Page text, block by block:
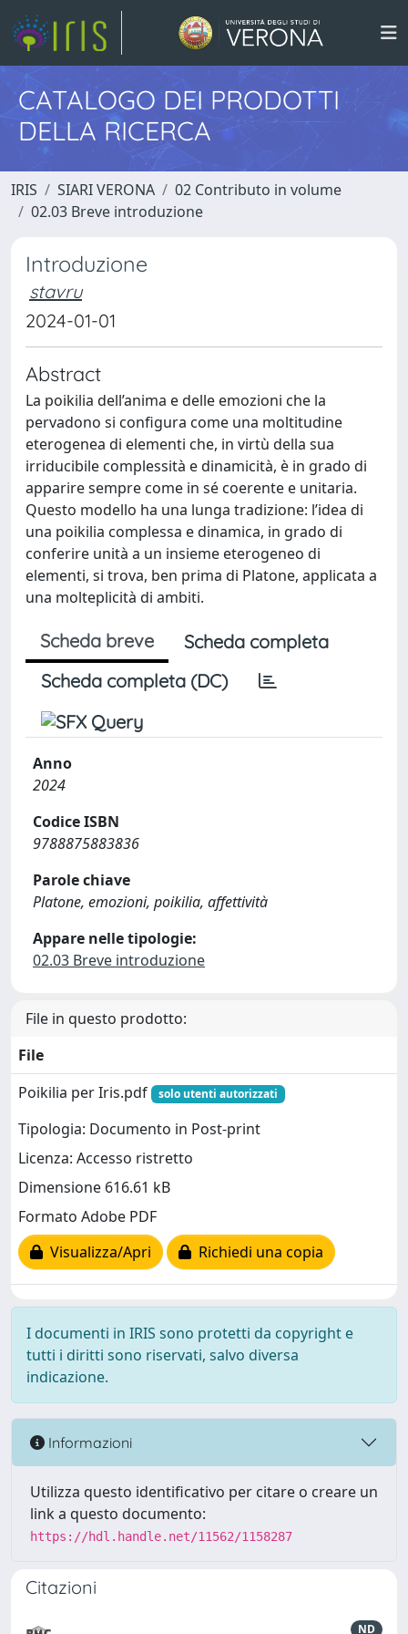
CATALOGO DEI PRODOTTI
DELLA RICERCA
IRIS SIARI VERONA
02 Contributo in volume
02.03 Breve introduzione
Introduzione
stavru
2024-01-01
Abstract
La poikilia dell’anima e delle emozioni che la
pervadono si configura come una moltitudine
eterogenea di elementi che, in virtù della sua
irriducibile complessità e dinamicità, è in grado di
apparire sempre come in sé coerente e unitaria.
Questo modello ha una lunga tradizione: l’idea di
una poikilia complessa e dinamica, in grado di
conferire unità a un insieme eterogeneo di
elementi, si trova, ben prima di Platone, applicata a
una molteplicità di ambiti.
Scheda breve
Scheda completa
Scheda completa (DC)
Anno
2024
Codice ISBN
9788875883836
Parole chiave
Platone, emozioni, poikilia, affettività
Appare nelle tipologie:
02.03 Breve introduzione
File in questo prodotto:
File
Poikilia per Iris.pdf
solo utenti autorizzati
Tipologia: Documento in Post-print
Licenza: Accesso ristretto
Dimensione 616.61 kB
Formato Adobe PDF
Visualizza/Apri
Richiedi una copia
I documenti in IRIS sono protetti da copyright e
tutti i diritti sono riservati, salvo diversa
indicazione.
Informazioni
Utilizza questo identificativo per citare o creare un
link a questo documento:
https://hdl.handle.net/11562/1158287
Citazioni
ND